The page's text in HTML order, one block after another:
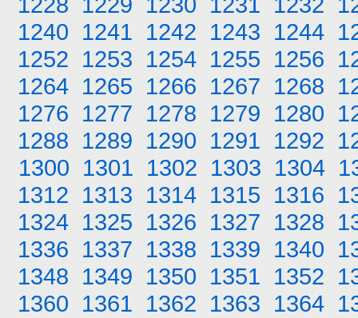
1240 1241 1242 1243 1244
1252 1253 1254 1255 1256
1264 1265 1266 1267 1268
1276 1277 1278 1279 1280
1288 1289 1290 1291 1292
1300 1301 1302 1303 1304
1312 1313 1314 1315 1316
1324 1325 1326 1327 1328
1336 1337 1338 1339 1340
1348 1349 1350 1351 1352
1360 1361 1362 1363 1364